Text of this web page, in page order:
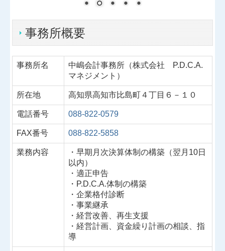
経営者オススメ情報
社会福祉法人の皆様へ
補助金・助成金・融資情報
関与先向け融資商品ご紹介
経営者お役立ち情報
Q&A経営相談
個人情報に関する取扱い
社長メニューASP版
事務所概要
事務所名
中嶋会計事務所（株式会社 P.D.C.A.
マネジメント）
所在地 高知県高知市比島町４丁目６－１０
電話番号 088-822-0579
FAX番号 088-822-5858
業務内容
・早期月次決算体制の構築（翌月10日
以内）
・適正申告
・P.D.C.A.体制の構築
・企業格付診断
・事業継承
・経営改善、再生支援
・経営計画、資金繰り計画の相談、指
導